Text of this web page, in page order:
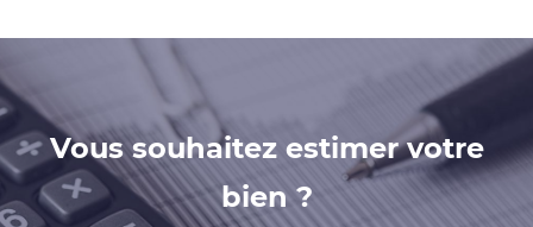
Vous souhaitez estimer votre
bien ?